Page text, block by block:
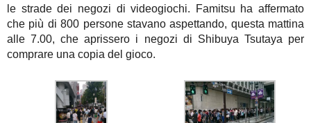
le strade dei negozi di videogiochi. Famitsu ha affermato
che più di 800 persone stavano aspettando, questa mattina
alle 7.00, che aprissero i negozi di Shibuya Tsutaya per
comprare una copia del gioco.